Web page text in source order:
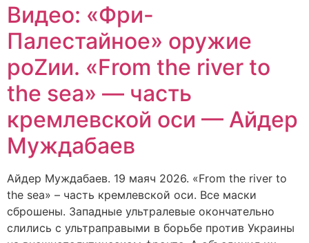
Видео: «Фри-
Палестайное» оружие
роZии. «From the river to
the sea» — часть
кремлевской оси — Айдер
Муждабаев
Айдер Муждабаев. 19 маяч 2026. «From the river to
the sea» – часть кремлевской оси. Все маски
сброшены. Западные ультралевые окончательно
слились с ультраправыми в борьбе против Украины